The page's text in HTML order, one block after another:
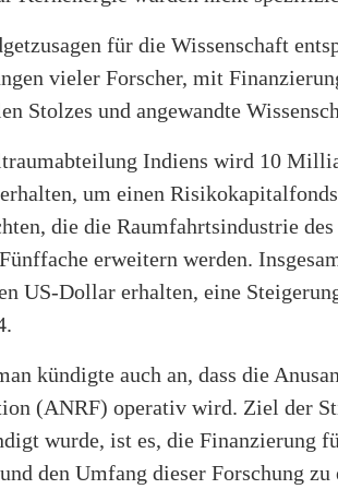
für die Wissenschaft
vieler Forscher, mit
Stolzes und angewandte
Indiens wird 10
um einen
die die Raumfahrtsindustrie des
erweitern werden.
US-Dollar erhalten, eine
kündigte auch an, dass die
(ANRF) operativ wird. Ziel der
wurde, ist es, die Finanzierung
den Umfang dieser Forschung